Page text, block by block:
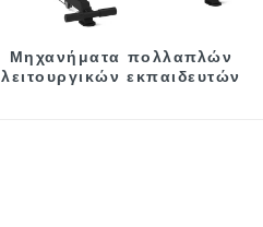
Μηχανήματα πολλαπλών
λειτουργικών εκπαιδευτών